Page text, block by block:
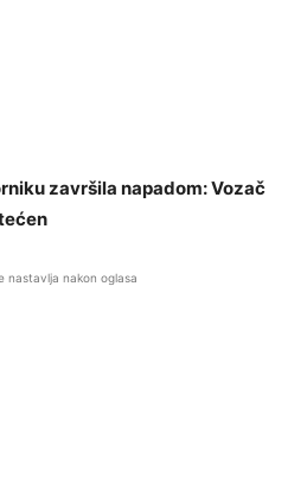
završila napadom: Vozač
nastavlja nakon oglasa